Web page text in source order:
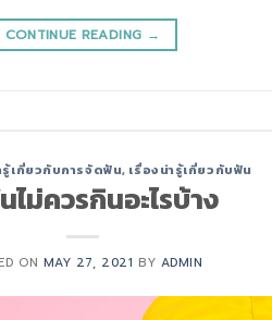
CONTINUE READING →
รู้เกี่ยวกับการจัดฟัน, เรื่องน่ารู้เกี่ยวกับฟัน
ม่ควรกินอะไรบ้าง
ON MAY 27, 2021 BY ADMIN